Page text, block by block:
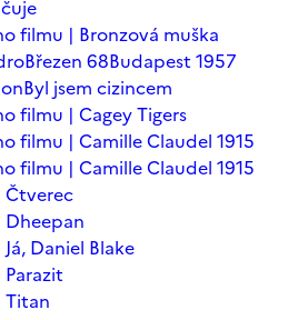
filmu | Bronzová muška
Březen 68Budapest 1957
Byl jsem cizincem
filmu | Cagey Tigers
filmu | Camille Claudel 1915
filmu | Camille Claudel 1915
Čtverec
Dheepan
Daniel Blake
Titan